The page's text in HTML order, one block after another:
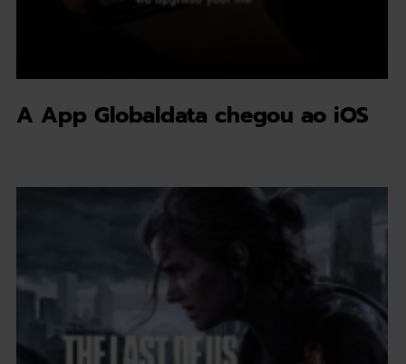
A App Globaldata chegou ao iOS